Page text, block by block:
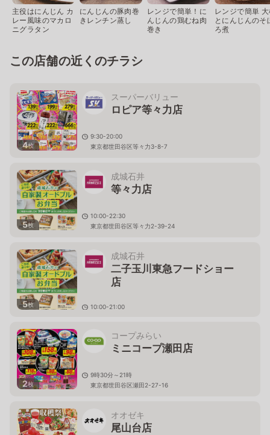
主役はにんじん カ
レー風味のマカロ
ニグラタン
にんじんの豚肉巻
きレンチン蒸し
レンジで簡単！に
んじんの鶏むね肉
巻き
レンジで簡単
とにんじんのそ
ろ煮
この店舗の近くのチラシ
4枚
スーパーバリュー
ロピア等々力店
9:30-20:00
東京都世田谷区等々力3-8-7
5枚
成城石井
等々力店
10:00-22:30
東京都世田谷区等々力2-39-24
5枚
成城石井
二子玉川東急フードショー
店
10:00-21:00
2枚
コープみらい
ミニコープ瀬田店
9時30分～21時
東京都世田谷区瀬田2-27-16
オオゼキ
尾山台店